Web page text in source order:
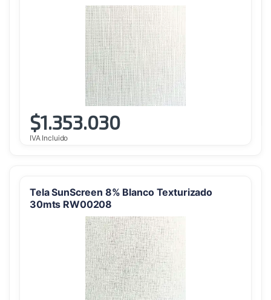
$1.353.030
IVA Incluido
Tela SunScreen 8% Blanco Texturizado
30mts RW00208